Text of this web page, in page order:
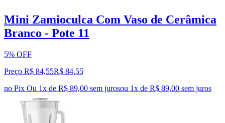
Mini Zamioculca Com Vaso de Cerâmica
Branco - Pote 11
5% OFF
Preço R$ 84,55R$ 84,55
no Pix Ou 1x de R$ 89,00 sem jurosou 1x de R$ 89,00 sem juros